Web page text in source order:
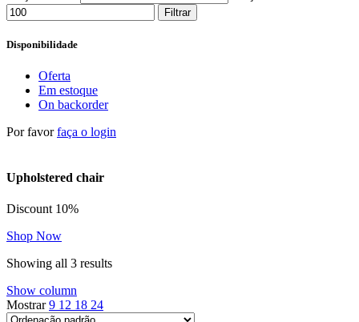
Filtrar
Disponibilidade
Oferta
Em estoque
On backorder
Por favorfaça o login
Upholstered chair
Discount 10%
Shop Now
Showing all 3 results
Show column
Mostrar9 12 18 24